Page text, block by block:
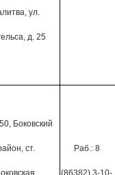
ул.
д. 25
Боковский
ст. Раб.: 8
(86382) 3-10-